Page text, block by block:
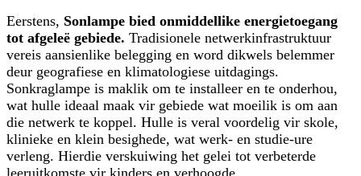
Eerstens, Sonlampe bied onmiddellike energietoegang
tot afgeleë gebiede. Tradisionele netwerkinfrastruktuur
vereis aansienlike belegging en word dikwels belemmer
deur geografiese en klimatologiese uitdagings.
Sonkraglampe is maklik om te installeer en te onderhou,
wat hulle ideaal maak vir gebiede wat moeilik is om aan
die netwerk te koppel. Hulle is veral voordelig vir skole,
klinieke en klein besighede, wat werk- en studie-ure
verleng. Hierdie verskuiwing het gelei tot verbeterde
leeruitkomste vir kinders en verhoogde